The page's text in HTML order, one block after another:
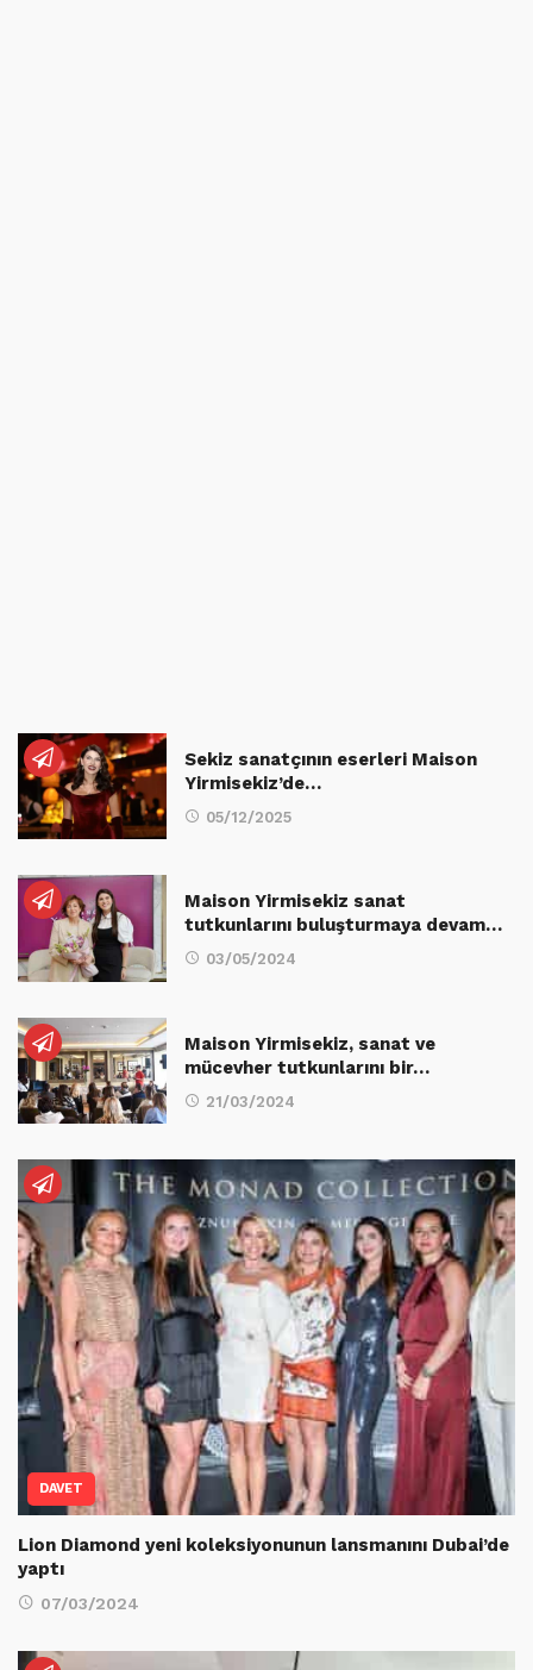
Sekiz sanatçının eserleri Maison
Yirmisekiz’de…
05/12/2025
Maison Yirmisekiz sanat
tutkunlarını buluşturmaya devam…
03/05/2024
Maison Yirmisekiz, sanat ve
mücevher tutkunlarını bir…
21/03/2024
DAVET
Lion Diamond yeni koleksiyonunun lansmanını Dubai’de
yaptı
07/03/2024